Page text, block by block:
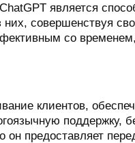
является
них, совершенствуя
со
клиентов,
поддержку,
он предоставляет